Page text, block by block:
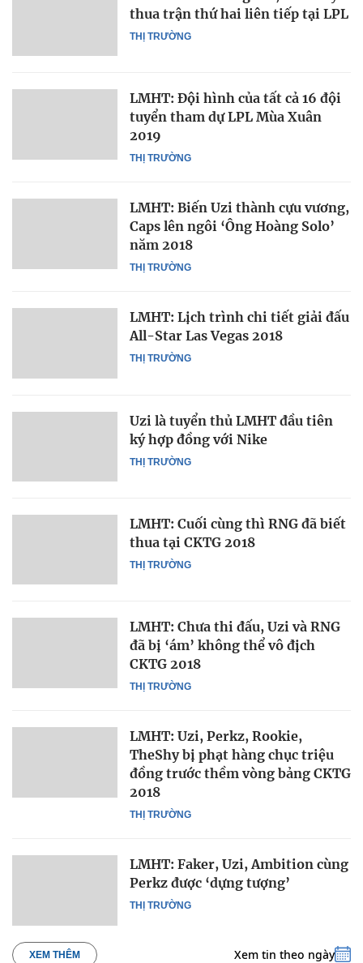
THỊ TRƯỜNG
thua trận thứ hai liên tiếp tại LPL
THỊ TRƯỜNG
LMHT: Đội hình của tất cả 16 đội
tuyển tham dự LPL Mùa Xuân
2019
THỊ TRƯỜNG
LMHT: Biến Uzi thành cựu vương,
Caps lên ngôi ‘Ông Hoàng Solo’
năm 2018
THỊ TRƯỜNG
LMHT: Lịch trình chi tiết giải đấu
All-Star Las Vegas 2018
THỊ TRƯỜNG
Uzi là tuyển thủ LMHT đầu tiên
ký hợp đồng với Nike
THỊ TRƯỜNG
LMHT: Cuối cùng thì RNG đã biết
thua tại CKTG 2018
THỊ TRƯỜNG
LMHT: Chưa thi đấu, Uzi và RNG
đã bị ‘ám’ không thể vô địch
CKTG 2018
THỊ TRƯỜNG
LMHT: Uzi, Perkz, Rookie,
TheShy bị phạt hàng chục triệu
đồng trước thềm vòng bảng CKTG
2018
THỊ TRƯỜNG
LMHT: Faker, Uzi, Ambition cùng
Perkz được ‘dựng tượng’
XEM THÊM Xem tin theo ngày